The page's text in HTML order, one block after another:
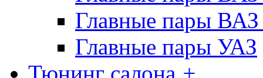
Главные пары
Главные пары УАЗ